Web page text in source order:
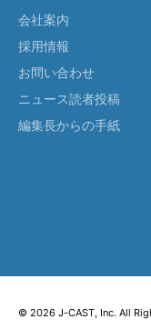
会社案内
採用情報
お問い合わせ
ニュース読者投稿
編集長からの手紙
© 2026 J-CAST, Inc. All